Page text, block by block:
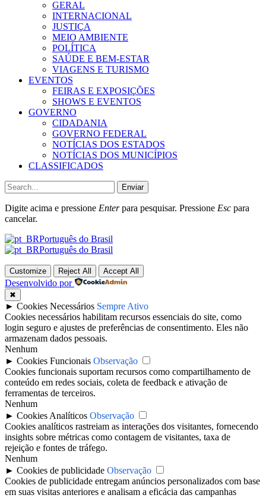
GERAL
INTERNACIONAL
JUSTIÇA
MEIO AMBIENTE
POLÍTICA
SAÚDE E BEM-ESTAR
VIAGENS E TURISMO
EVENTOS
FEIRAS E EXPOSIÇÕES
SHOWS E EVENTOS
GOVERNO
CIDADANIA
GOVERNO FEDERAL
NOTÍCIAS DOS ESTADOS
NOTÍCIAS DOS MUNICÍPIOS
CLASSIFICADOS
Enviar
Digite acima e pressione Enterpara pesquisar. Pressione Esc para
cancelar.
Português do Brasil
Português do Brasil
Customize Reject All Accept All
Desenvolvido por
✖
► Cookies Necessários Sempre Ativo
Cookies necessários habilitam recursos essenciais do site, como
login seguro e ajustes de preferências de consentimento. Eles não
armazenam dados pessoais.
Nenhum
► Cookies Funcionais Observação
Cookies funcionais suportam recursos como compartilhamento de
conteúdo em redes sociais, coleta de feedback e ativação de
ferramentas de terceiros.
Nenhum
► Cookies Analíticos Observação
Cookies analíticos rastreiam as interações dos visitantes, fornecendo
insights sobre métricas como contagem de visitantes, taxa de
rejeição e fontes de tráfego.
Nenhum
► Cookies de publicidade Observação
Cookies de publicidade entregam anúncios personalizados com base
em suas visitas anteriores e analisam a eficácia das campanhas